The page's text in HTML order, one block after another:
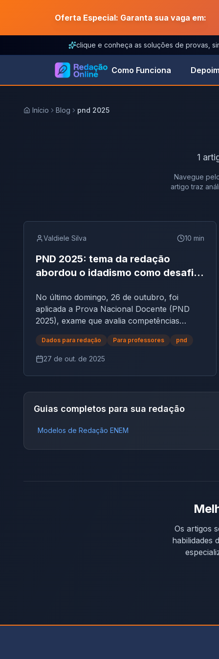
Oferta Especial: Garanta sua vaga em:
clique e conheça as soluções de provas,
Como Funciona
Início Blog pnd 2025
1
Navegue
artigo traz
Valdiele Silva 10 min
PND 2025: tema da redação
abordou o idadismo como desafio
No último domingo, 26 de outubro, foi
aplicada a Prova Nacional Docente (PND
2025), exame que avalia competências
teóricas e práticas dos profissionais da
educação em todo o país.Entre as questões
discursivas, o tema da redação chamou
idadismo (ou etarismo) — forma de
preconceito baseada na idade. A questão
discursiva da PND 2025 tratou do tema “O
idadismo como desafio social e educacional
crítica sobre os efeitos das diferenças
conhecido como etarismo, é o preconceito,
idade. Segundo o Relatório Mundial sobre o
Idadismo (Organização Pan-Americana da
motivadores da redação da PND 2025? A
Dados para redação Para professores pnd
27 de out. de 2025
Guias completos para sua redação
Modelos de Redação ENEM
Os artigos
habilidades